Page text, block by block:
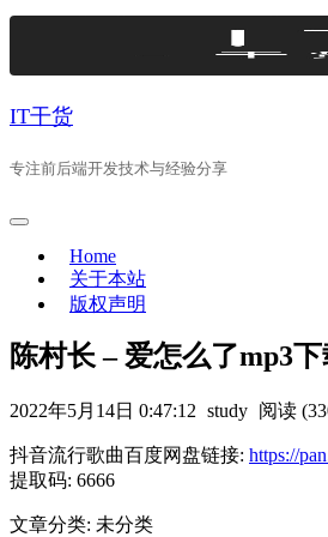
Skip
IT干货
专注前后端开发技术与经验分享
Home
关于本站
版权声明
陈村长 – 爱怎么了mp3
2022年5月14日 0:47:12 study 阅读
抖音流行歌曲百度网盘链接: https://
提取码: 6666
文章分类: 未分类